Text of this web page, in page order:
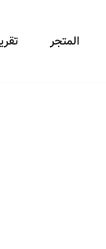
المتجر